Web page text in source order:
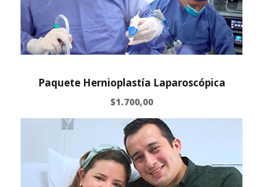
Paquete Hernioplastía Laparoscópica
$1.700,00